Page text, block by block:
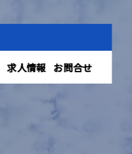
求人情報 お問合せ